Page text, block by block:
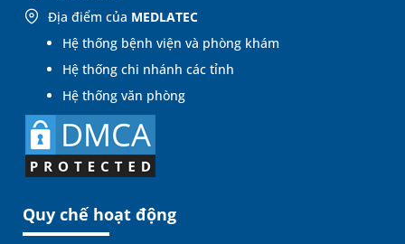
Địa điểm của MEDLATEC
Hệ thống bệnh viện và phòng khám
Hệ thống chi nhánh các tỉnh
Hệ thống văn phòng
Quy chế hoạt động